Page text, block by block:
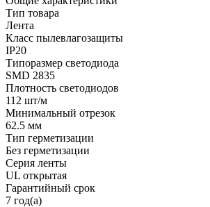
Тип товара
Лента
Класс пылевлагозащиты
IP20
Типоразмер светодиода
SMD 2835
Плотность светодиодов
112 шт/м
Минимальный отрезок
62.5 мм
Тип герметизации
Без герметизации
Серия ленты
UL открытая
Гарантийный срок
7 год(а)